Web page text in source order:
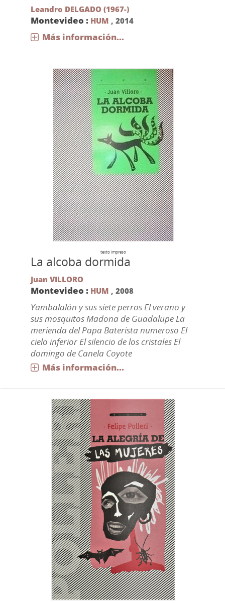
Leandro DELGADO (1967-)
Montevideo : HUM , 2014
Más información...
texto impreso
La alcoba dormida
Juan VILLORO
Montevideo : HUM , 2008
Yambalalón y sus siete perros El verano y
sus mosquitos Madona de Guadalupe La
merienda del Papa Baterista numeroso El
cielo inferior El silencio de los cristales El
domingo de Canela Coyote
Más información...